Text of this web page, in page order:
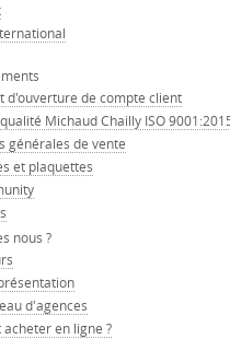
d'ouverture de compte client
Michaud Chailly ISO
générales de vente
et plaquettes
nous ?
d'agences
en ligne ?